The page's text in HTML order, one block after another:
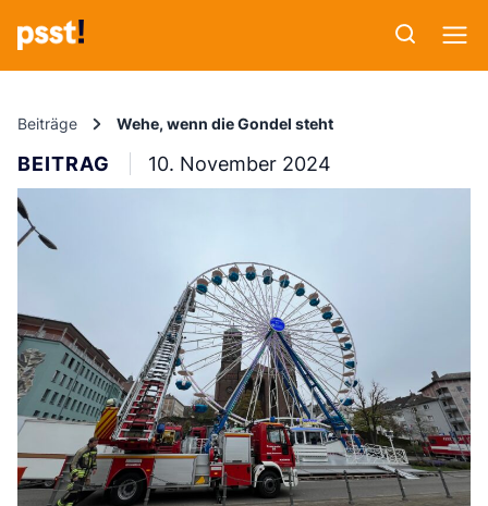
Beiträge Wehe, wenn die Gondel steht
BEITRAG 10. November 2024